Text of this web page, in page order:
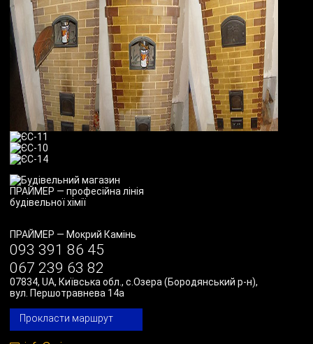
ПРАЙМЕР — Мокрий Камінь
093 391 86 45
067 239 63 82
07834, UA, Київська обл., с.Озера (Бородянський р-н),
вул. Першотравнева 14а
Прокласти маршрут